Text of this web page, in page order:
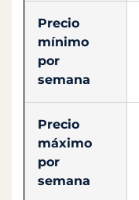
Precio
mínimo
por
semana
Precio
máximo
por
semana